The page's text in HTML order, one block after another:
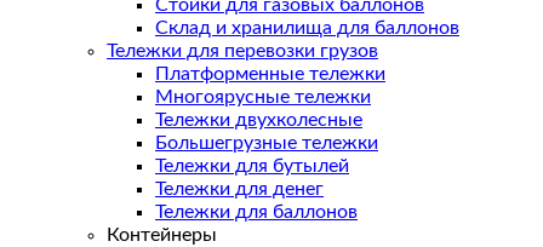
Стойки для газовых баллонов
Склад и хранилища для баллонов
Тележки для перевозки грузов
Платформенные тележки
Многоярусные тележки
Тележки двухколесные
Большегрузные тележки
Тележки для бутылей
Тележки для денег
Тележки для баллонов
Контейнеры